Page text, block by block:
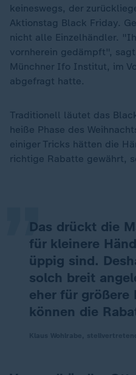
keineswegs, der
Aktionstag Black Friday.
nicht alle Einzelhändler.
vornherein gedämpft",
Münchner Ifo Institut, im
abgefragt hatte.
Traditionell läutet das
heiße Phase des
einiger Tricks hätten die
richtige Rabatte gewährt,
Das drückt die
für kleinere
üppig sind.
solch breit
eher für größere
können die
„